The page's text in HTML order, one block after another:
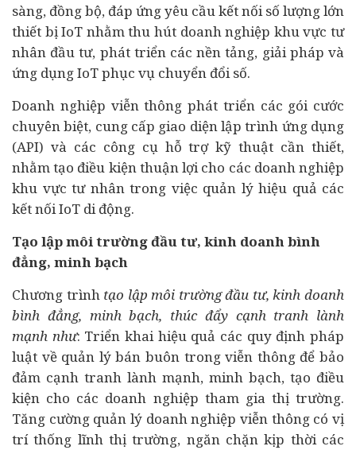
sàng, đồng bộ, đáp ứng yêu cầu kết nối số lượng lớn
thiết bị IoT nhằm thu hút doanh nghiệp khu vực tư
nhân đầu tư, phát triển các nền tảng, giải pháp và
ứng dụng IoT phục vụ chuyển đổi số.
Doanh nghiệp viễn thông phát triển các gói cước
chuyên biệt, cung cấp giao diện lập trình ứng dụng
(API) và các công cụ hỗ trợ kỹ thuật cần thiết,
nhằm tạo điều kiện thuận lợi cho các doanh nghiệp
khu vực tư nhân trong việc quản lý hiệu quả các
kết nối IoT di động.
Tạo lập môi trường đầu tư, kinh doanh bình
đẳng, minh bạch
Chương trình tạo lập môi trường đầu tư, kinh doanh
bình đẳng, minh bạch, thúc đẩy cạnh tranh lành
mạnh như: Triển khai hiệu quả các quy định pháp
luật về quản lý bán buôn trong viễn thông để bảo
đảm cạnh tranh lành mạnh, minh bạch, tạo điều
kiện cho các doanh nghiệp tham gia thị trường.
Tăng cường quản lý doanh nghiệp viễn thông có vị
trí thống lĩnh thị trường, ngăn chặn kịp thời các